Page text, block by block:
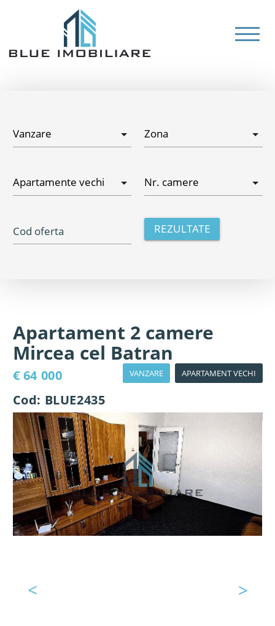
Apartament 2 camere
Mircea cel Batran
VANZARE APARTAMENT VECHI
€ 64 000
Cod: BLUE2435
< >